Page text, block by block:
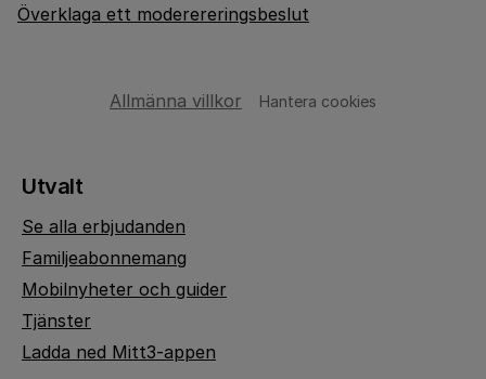
Överklaga ett moderereringsbeslut
Allmänna villkor Hantera cookies
Utvalt
Se alla erbjudanden
Familjeabonnemang
Mobilnyheter och guider
Tjänster
Ladda ned Mitt3-appen